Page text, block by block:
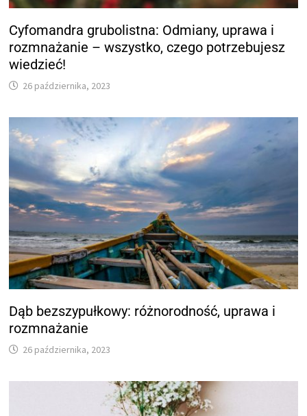
Cyfomandra grubolistna: Odmiany, uprawa i
rozmnażanie – wszystko, czego potrzebujesz
wiedzieć!
26 października, 2023
Dąb bezszypułkowy: różnorodność, uprawa i
rozmnażanie
26 października, 2023